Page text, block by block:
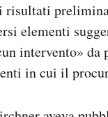
risultati
elementi
intervento» da
in cui il